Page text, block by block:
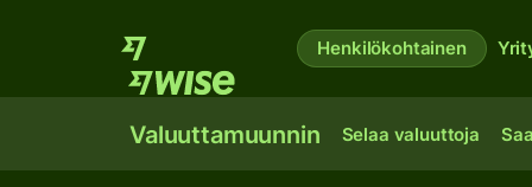
Henkilökohtainen
Valuuttamuunnin Selaa valuuttoja